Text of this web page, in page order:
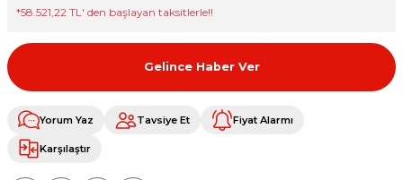
*58.521,22 TL' den başlayan taksitlerle!!
Gelince Haber Ver
Yorum Yaz Tavsiye Et Fiyat Alarmı
Karşılaştır